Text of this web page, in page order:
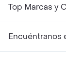
Top Marcas y
Encuéntranos